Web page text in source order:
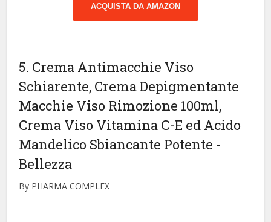
ACQUISTA DA AMAZON
5. Crema Antimacchie Viso
Schiarente, Crema Depigmentante
Macchie Viso Rimozione 100ml,
Crema Viso Vitamina C-E ed Acido
Mandelico Sbiancante Potente -
Bellezza
By PHARMA COMPLEX